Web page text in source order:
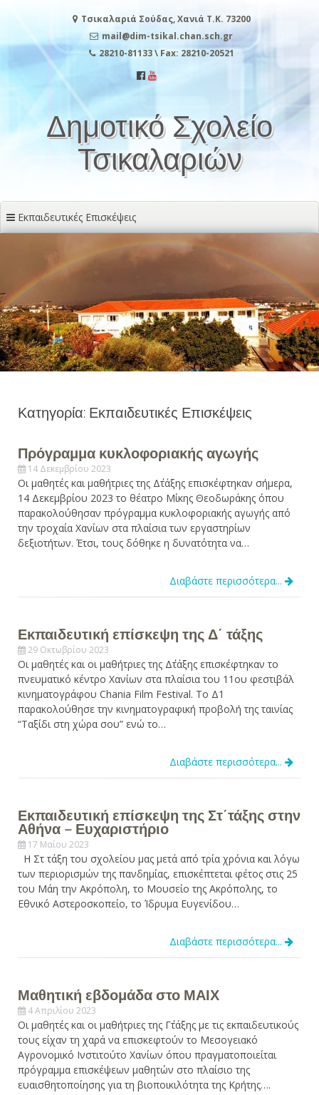
περιεχόμενο
Τσικαλαριά Σούδας, Χανιά Τ.Κ. 73200
mail@dim-tsikal.chan.sch.gr
28210-81133 \ Fax: 28210-20521
Δημοτικό Σχολείο
Τσικαλαριών
Εκπαιδευτικές Επισκέψεις
Κατηγορία: Εκπαιδευτικές Επισκέψεις
Πρόγραμμα κυκλοφοριακής αγωγής
14 Δεκεμβρίου 2023
Οι μαθητές και μαθήτριες της Δ΄τάξης επισκέφτηκαν σήμερα,
14 Δεκεμβρίου 2023 το θέατρο Μίκης Θεοδωράκης όπου
παρακολούθησαν πρόγραμμα κυκλοφοριακής αγωγής από
την τροχαία Χανίων στα πλαίσια των εργαστηρίων
δεξιοτήτων. Έτσι, τους δόθηκε η δυνατότητα να…
Διαβάστε περισσότερα...
Εκπαιδευτική επίσκεψη της Δ΄ τάξης
29 Οκτωβρίου 2023
Οι μαθητές και οι μαθήτριες της Δ΄τάξης επισκέφτηκαν το
πνευματικό κέντρο Χανίων στα πλαίσια του 11ου φεστιβάλ
κινηματογράφου Chania Film Festival. Το Δ1
παρακολούθησε την κινηματογραφική προβολή της ταινίας
“Ταξίδι στη χώρα σου” ενώ το…
Διαβάστε περισσότερα...
Εκπαιδευτική επίσκεψη της Στ΄τάξης στην
Αθήνα – Ευχαριστήριο
17 Μαΐου 2023
Η Στ τάξη του σχολείου μας μετά από τρία χρόνια και λόγω
των περιορισμών της πανδημίας, επισκέπτεται φέτος στις 25
του Μάη την Ακρόπολη, το Μουσείο της Ακρόπολης, το
Εθνικό Αστεροσκοπείο, το Ίδρυμα Ευγενίδου…
Διαβάστε περισσότερα...
Μαθητική εβδομάδα στο ΜΑΙΧ
4 Απριλίου 2023
Οι μαθητές και οι μαθήτριες της Γ΄τάξης με τις εκπαιδευτικούς
τους είχαν τη χαρά να επισκεφτούν το Μεσογειακό
Αγρονομικό Ινστιτούτο Χανίων όπου πραγματοποιείται
πρόγραμμα επισκέψεων μαθητών στο πλαίσιο της
ευαισθητοποίησης για τη βιοποικιλότητα της Κρήτης….